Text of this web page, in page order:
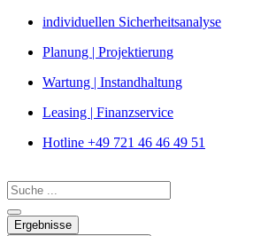
Zum
springen
individuellen Sicherheitsanalyse
Planung | Projektierung
Wartung | Instandhaltung
Leasing | Finanzservice
Hotline +49 721 46 46 49 51
Search
...
Ergebnisse